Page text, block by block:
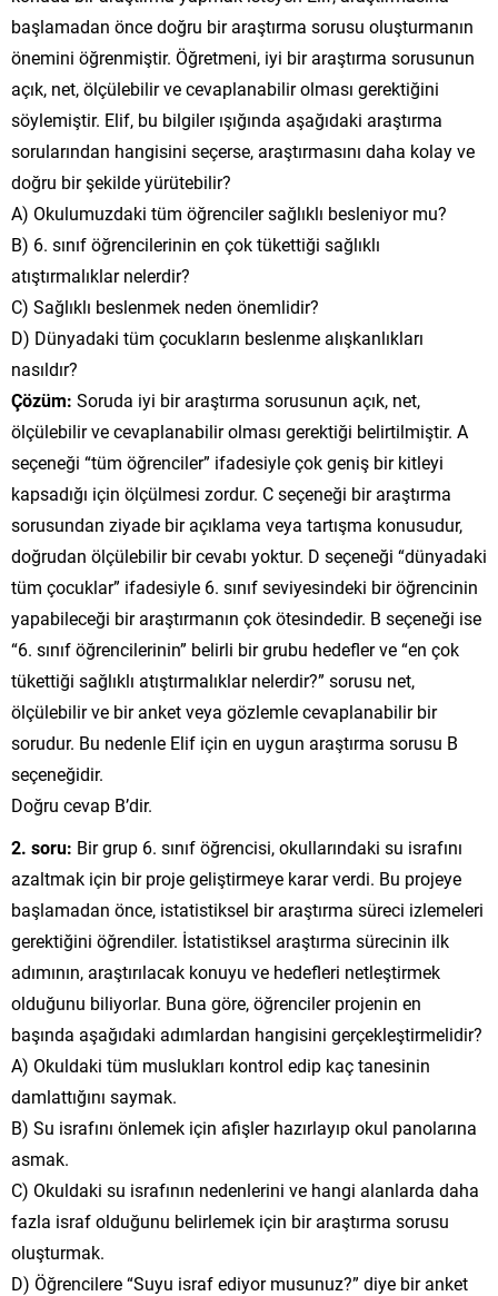
başlamadan önce doğru bir araştırma sorusu oluşturmanın
önemini öğrenmiştir. Öğretmeni, iyi bir araştırma sorusunun
açık, net, ölçülebilir ve cevaplanabilir olması gerektiğini
söylemiştir. Elif, bu bilgiler ışığında aşağıdaki araştırma
sorularından hangisini seçerse, araştırmasını daha kolay ve
doğru bir şekilde yürütebilir?
A) Okulumuzdaki tüm öğrenciler sağlıklı besleniyor mu?
B) 6. sınıf öğrencilerinin en çok tükettiği sağlıklı
atıştırmalıklar nelerdir?
C) Sağlıklı beslenmek neden önemlidir?
D) Dünyadaki tüm çocukların beslenme alışkanlıkları
nasıldır?
Çözüm: Soruda iyi bir araştırma sorusunun açık, net,
ölçülebilir ve cevaplanabilir olması gerektiği belirtilmiştir. A
seçeneği “tüm öğrenciler” ifadesiyle çok geniş bir kitleyi
kapsadığı için ölçülmesi zordur. C seçeneği bir araştırma
sorusundan ziyade bir açıklama veya tartışma konusudur,
doğrudan ölçülebilir bir cevabı yoktur. D seçeneği “dünyadaki
tüm çocuklar” ifadesiyle 6. sınıf seviyesindeki bir öğrencinin
yapabileceği bir araştırmanın çok ötesindedir. B seçeneği ise
“6. sınıf öğrencilerinin” belirli bir grubu hedefler ve “en çok
tükettiği sağlıklı atıştırmalıklar nelerdir?” sorusu net,
ölçülebilir ve bir anket veya gözlemle cevaplanabilir bir
sorudur. Bu nedenle Elif için en uygun araştırma sorusu B
seçeneğidir.
Doğru cevap B’dir.
2. soru: Bir grup 6. sınıf öğrencisi, okullarındaki su israfını
azaltmak için bir proje geliştirmeye karar verdi. Bu projeye
başlamadan önce, istatistiksel bir araştırma süreci izlemeleri
gerektiğini öğrendiler. İstatistiksel araştırma sürecinin ilk
adımının, araştırılacak konuyu ve hedefleri netleştirmek
olduğunu biliyorlar. Buna göre, öğrenciler projenin en
başında aşağıdaki adımlardan hangisini gerçekleştirmelidir?
A) Okuldaki tüm muslukları kontrol edip kaç tanesinin
damlattığını saymak.
B) Su israfını önlemek için afişler hazırlayıp okul panolarına
asmak.
C) Okuldaki su israfının nedenlerini ve hangi alanlarda daha
fazla israf olduğunu belirlemek için bir araştırma sorusu
oluşturmak.
D) Öğrencilere “Suyu israf ediyor musunuz?” diye bir anket